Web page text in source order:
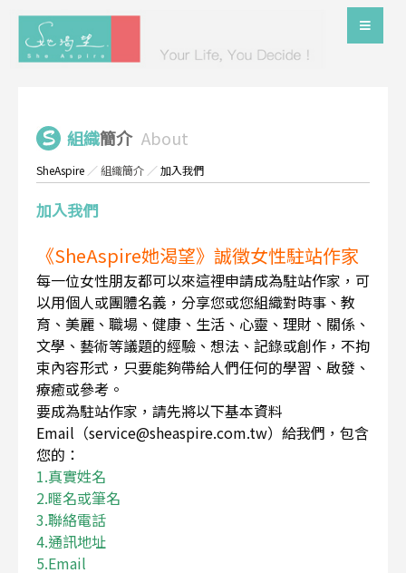
組織簡介 About
SheAspire ／組織簡介 ／加入我們
加入我們
《SheAspire她渴望》誠徵女性駐站作家
每一位女性朋友都可以來這裡申請成為駐站作家，可
以用個人或團體名義，分享您或您組織對時事、教
育、美麗、職場、健康、生活、心靈、理財、關係、
文學、藝術等議題的經驗、想法、記錄或創作，不拘
束內容形式，只要能夠帶給人們任何的學習、啟發、
療癒或參考。
要成為駐站作家，請先將以下基本資料
Email（service@sheaspire.com.tw）給我們，包含
您的：
1.真實姓名
2.暱名或筆名
3.聯絡電話
4.通訊地址
5.Email